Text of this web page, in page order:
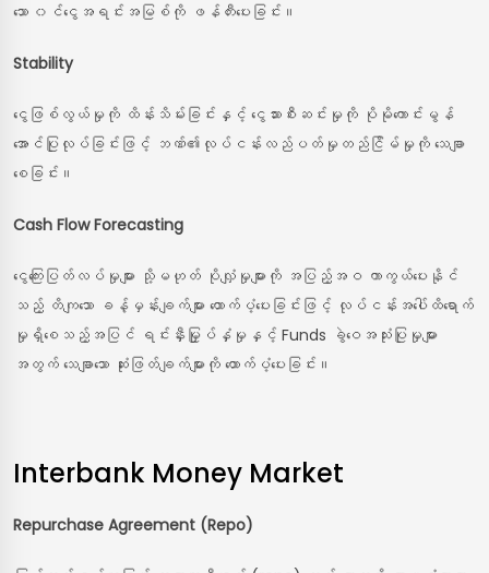
သော ၀င်ငွေအရင်းအမြစ်ကို ဖန်တီးပေးခြင်း။
Stability
ငွေဖြစ်လွယ်မှုကို ထိန်းသိမ်းခြင်းနှင့် ငွေသားစီးဆင်းမှုကို ပိုမိုကောင်းမွန်
အောင်ပြုလုပ်ခြင်းဖြင့် ဘဏ်၏လုပ်ငန်းလည်ပတ်မှုတည်ငြိမ်မှုကို သေချာ
စေခြင်း။
Cash Flow Forecasting
ငွေကြေးပြတ်လပ်မှုများ သို့မဟုတ် ပိုလျှံမှုများကို အပြည့်အဝ ကာကွယ်ပေးနိုင်
သည့် တိကျသော ခန့်မှန်းချက်များ ထောက်ပံ့ပေးခြင်းဖြင့် လုပ်ငန်းအပေါ်ထိရောက်
မှုရှိစေသည့်အပြင် ရင်းနှီးမြှုပ်နှံမှုနှင့် Funds ခွဲဝေအသုံးပြုမှုများ
အတွက် သေချာသော ဆုံးဖြတ်ချက်များကို ထောက်ပံ့ပေးခြင်း။
Interbank Money Market
Repurchase Agreement (Repo)